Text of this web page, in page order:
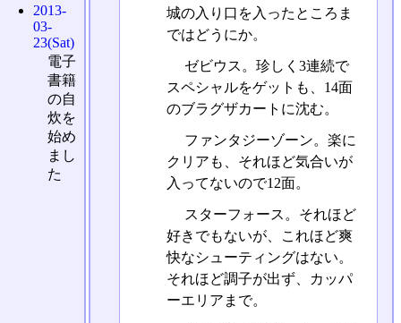
城の入り口を入ったところま
ではどうにか。
ゼビウス。珍しく3連続で
スペシャルをゲットも、14面
のブラグザカートに沈む。
ファンタジーゾーン。楽に
クリアも、それほど気合いが
入ってないので12面。
スターフォース。それほど
好きでもないが、これほど爽
快なシューティングはない。
それほど調子が出ず、カッパ
ーエリアまで。
2013-
03-
23(Sat)
電子
書籍
の自
炊を
始め
まし
た